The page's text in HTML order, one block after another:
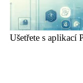
Ušetřete s aplikací